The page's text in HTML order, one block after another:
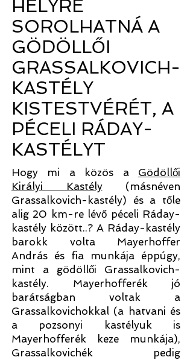
HELYRE
SOROLHATNÁ A
GÖDÖLLŐI
GRASSALKOVICH-
KASTÉLY
KISTESTVÉRÉT, A
PÉCELI RÁDAY-
KASTÉLYT
Hogy mi a közös a Gödöllői
Királyi Kastély(másnéven
Grassalkovich-kastély) és a tőle
alig 20 km-re lévő péceli Ráday-
kastély között..? A Ráday-kastély
barokk volta Mayerhoffer
András és fia munkája éppúgy,
mint a gödöllői Grassalkovich-
kastély. Mayerhofferék jó
barátságban voltak a
Grassalkovichokkal (a hatvani és
a pozsonyi kastélyuk is
Mayerhofferék keze munkája),
Grassalkovichék pedig